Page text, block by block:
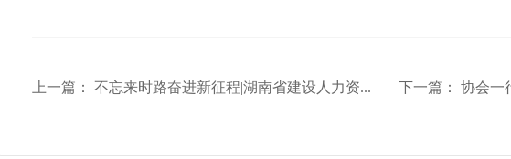
上一篇： 不忘来时路奋进新征程|湖南省建设人力资... 下一篇： 协会一